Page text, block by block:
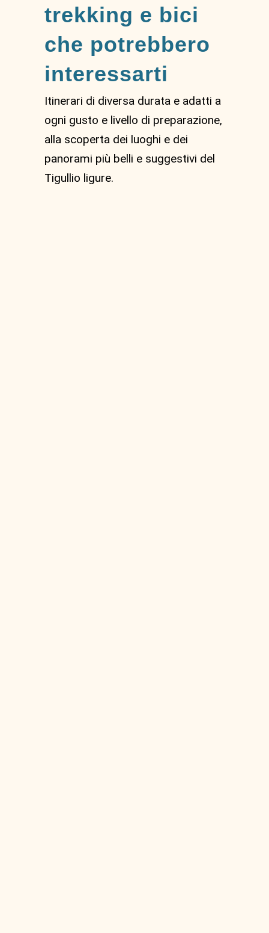
trekking e bici
che potrebbero
interessarti
Itinerari di diversa durata e adatti a
ogni gusto e livello di preparazione,
alla scoperta dei luoghi e dei
panorami più belli e suggestivi del
Tigullio ligure.